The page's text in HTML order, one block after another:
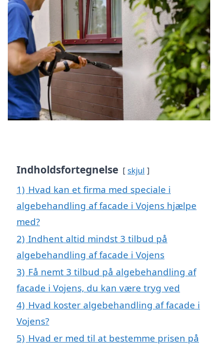
Indholdsfortegnelse skjul
1) Hvad kan et firma med speciale i
algebehandling af facade i Vojens hjælpe
med?
2) Indhent altid mindst 3 tilbud på
algebehandling af facade i Vojens
3) Få nemt 3 tilbud på algebehandling af
facade i Vojens, du kan være tryg ved
4) Hvad koster algebehandling af facade i
Vojens?
5) Hvad er med til at bestemme prisen på